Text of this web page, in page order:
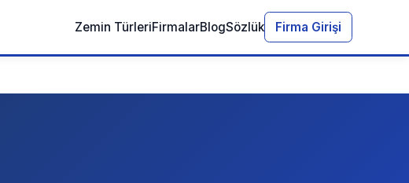
Zemin TürleriFirmalarBlogSözlük Firma Girişi